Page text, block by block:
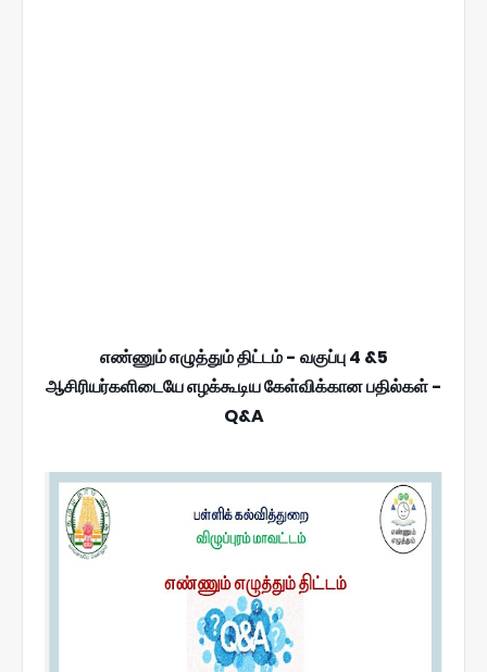
எண்ணும் எழுத்தும் திட்டம் - வகுப்பு 4 &5
ஆசிரியர்களிடையே எழக்கூடிய கேள்விக்கான பதில்கள் -
Q&A